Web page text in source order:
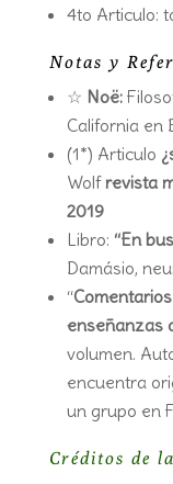
4to Articulo:
Notas y
☆ Noë:
California en
(1*) Articulo
Wolf revista
2019
Libro: “En
Damásio,
“
enseñanzas
volumen.
encuentra
un grupo en
Créditos de